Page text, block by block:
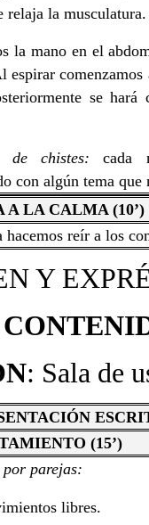
relaja la musculatura.
la mano en el
espirar
se
de chistes:cada
con algún tema que
A LA CALMA (10’)
hacemos reír a los
Y
: Sala de
(15’)
parejas:
libres.